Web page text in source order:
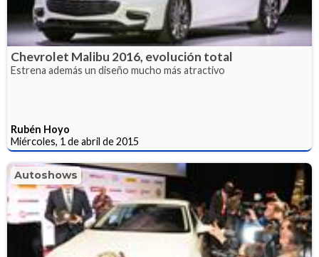
Chevrolet Malibu 2016, evolución total
Estrena además un diseño mucho más atractivo
Rubén Hoyo
Miércoles, 1 de abril de 2015
Autoshows